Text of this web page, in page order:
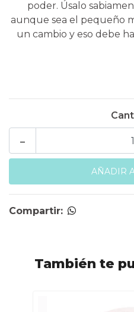
poder. Úsalo
aunque sea el pequeño
un cambio y eso debe
-
Compartir:
También te